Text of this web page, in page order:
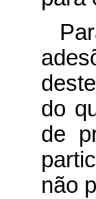
do
de
não